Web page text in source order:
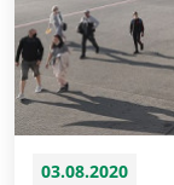
03.08.2020